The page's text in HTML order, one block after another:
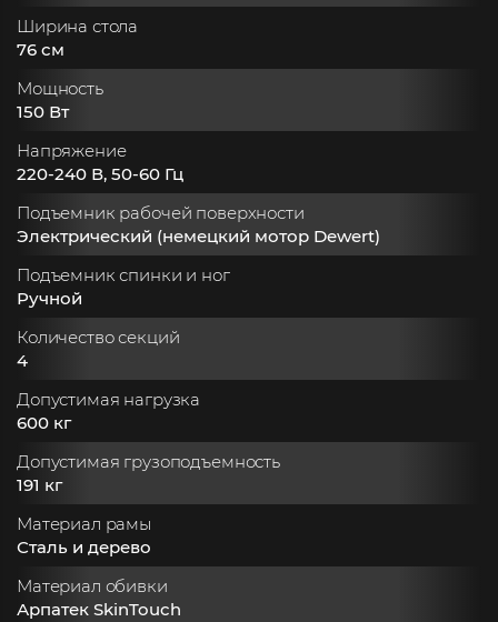
Ширина стола
76 см
Мощность
150 Вт
Напряжение
220-240 В, 50-60 Гц
Подъемник рабочей поверхности
Электрический (немецкий мотор Dewert)
Подъемник спинки и ног
Ручной
Количество секций
4
Допустимая нагрузка
600 кг
Допустимая грузоподъемность
191 кг
Материал рамы
Сталь и дерево
Материал обивки
Арпатек SkinTouch